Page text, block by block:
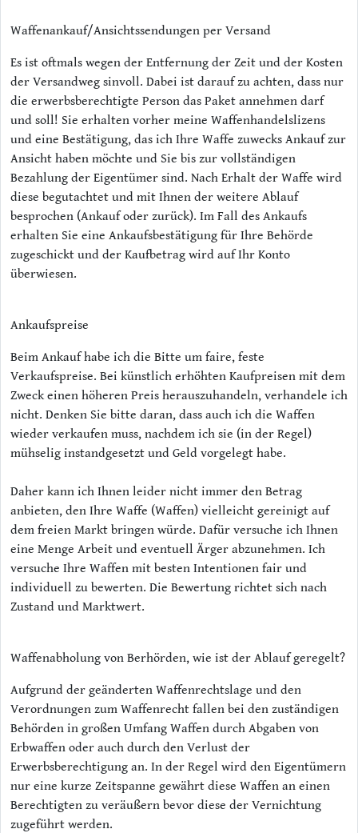
Waffenankauf/Ansichtssendungen per Versand
Es ist oftmals wegen der Entfernung der Zeit und der Kosten
der Versandweg sinvoll. Dabei ist darauf zu achten, dass nur
die erwerbsberechtigte Person das Paket annehmen darf
und soll! Sie erhalten vorher meine Waffenhandelslizens
und eine Bestätigung, das ich Ihre Waffe zuwecks Ankauf zur
Ansicht haben möchte und Sie bis zur vollständigen
Bezahlung der Eigentümer sind. Nach Erhalt der Waffe wird
diese begutachtet und mit Ihnen der weitere Ablauf
besprochen (Ankauf oder zurück). Im Fall des Ankaufs
erhalten Sie eine Ankaufsbestätigung für Ihre Behörde
zugeschickt und der Kaufbetrag wird auf Ihr Konto
überwiesen.
Ankaufspreise
Beim Ankauf habe ich die Bitte um faire, feste
Verkaufspreise. Bei künstlich erhöhten Kaufpreisen mit dem
Zweck einen höheren Preis herauszuhandeln, verhandele ich
nicht. Denken Sie bitte daran, dass auch ich die Waffen
wieder verkaufen muss, nachdem ich sie (in der Regel)
mühselig instandgesetzt und Geld vorgelegt habe.
Daher kann ich Ihnen leider nicht immer den Betrag
anbieten, den Ihre Waffe (Waffen) vielleicht gereinigt auf
dem freien Markt bringen würde. Dafür versuche ich Ihnen
eine Menge Arbeit und eventuell Ärger abzunehmen. Ich
versuche Ihre Waffen mit besten Intentionen fair und
individuell zu bewerten. Die Bewertung richtet sich nach
Zustand und Marktwert.
Waffenabholung von Berhörden, wie ist der Ablauf geregelt?
Aufgrund der geänderten Waffenrechtslage und den
Verordnungen zum Waffenrecht fallen bei den zuständigen
Behörden in großen Umfang Waffen durch Abgaben von
Erbwaffen oder auch durch den Verlust der
Erwerbsberechtigung an. In der Regel wird den Eigentümern
nur eine kurze Zeitspanne gewährt diese Waffen an einen
Berechtigten zu veräußern bevor diese der Vernichtung
zugeführt werden.